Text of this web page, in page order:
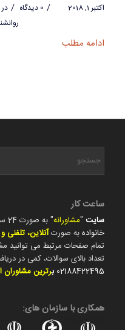
اکتبر 1, 2018 / 0 دیدگاه / در
ادامه مطلب
ساعت کار
سایت"مشاورانه" به صورت 24 ساعته در زمینه های
خانوادهبه صورتآنلاین،
تمام صفحات مرتبط می توانید
تعداد بالای سوالات، کمی در
02188422495 برترین مشاوران
همکاری با سازمان های: